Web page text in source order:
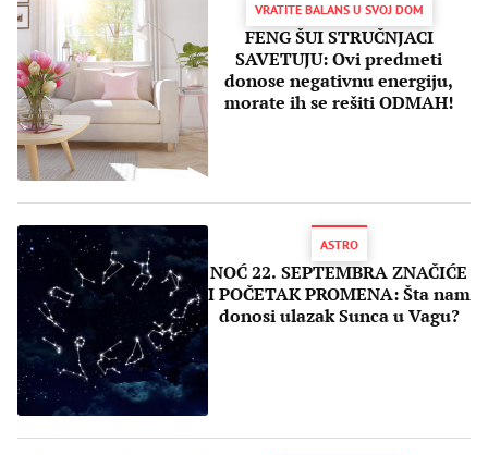
VRATITE BALANS U SVOJ DOM
FENG ŠUI STRUČNJACI
SAVETUJU: Ovi predmeti
donose negativnu energiju,
morate ih se rešiti ODMAH!
ASTRO
NOĆ 22. SEPTEMBRA ZNAČIĆE
I POČETAK PROMENA: Šta nam
donosi ulazak Sunca u Vagu?